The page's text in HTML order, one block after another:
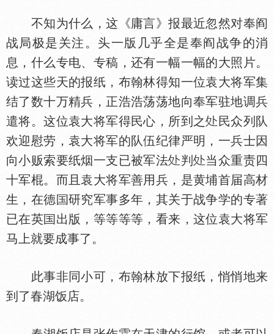
不知为什么，这《庸言》报最近忽然对奉阎
战局极是关注。头一版几乎全是奉阎战争的消
息，什么专电、专稿，还有一幅一幅的大照片。
读过这些天的报纸，布翰林得知一位袁大将军集
结了数十万精兵，正浩浩荡荡地向奉军驻地调兵
遣将。这位袁大将军得民心，所到之
民众列队
欢迎慰劳，袁大将军的队伍纪律严明，一兵士因
向小贩索要纸烟一支已被军法
判
当众重责四
十军棍。而且袁大将军善用兵，是黄埔首届高材
生，在德
研究军事多年，其关于战争学的专著
已在英
出版，等等等等，看来，这位袁大将军
马上就要成事了。
此事非同小可，布翰林放下报纸，悄悄地来
到了春湖饭店。